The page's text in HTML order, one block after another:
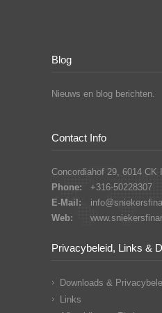
Blog
Nieuws en blog berichten.
Contact Info
Concordiahof 29, 6014 CK
Phone:
+316-50228307
E-Mail:
Web:
Privacybeleid, Links &
Downloads &
Links